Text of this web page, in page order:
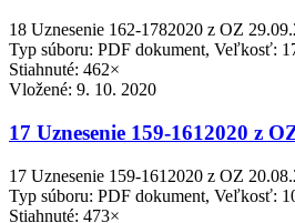
18 Uznesenie 162-1782020 z OZ
Typ súboru: PDF dokument, Veľkosť:
Stiahnuté: 462×
Vložené: 9. 10. 2020
17 Uznesenie 159-1612020 z
17 Uznesenie 159-1612020 z OZ
Typ súboru: PDF dokument, Veľkosť:
Stiahnuté: 473×